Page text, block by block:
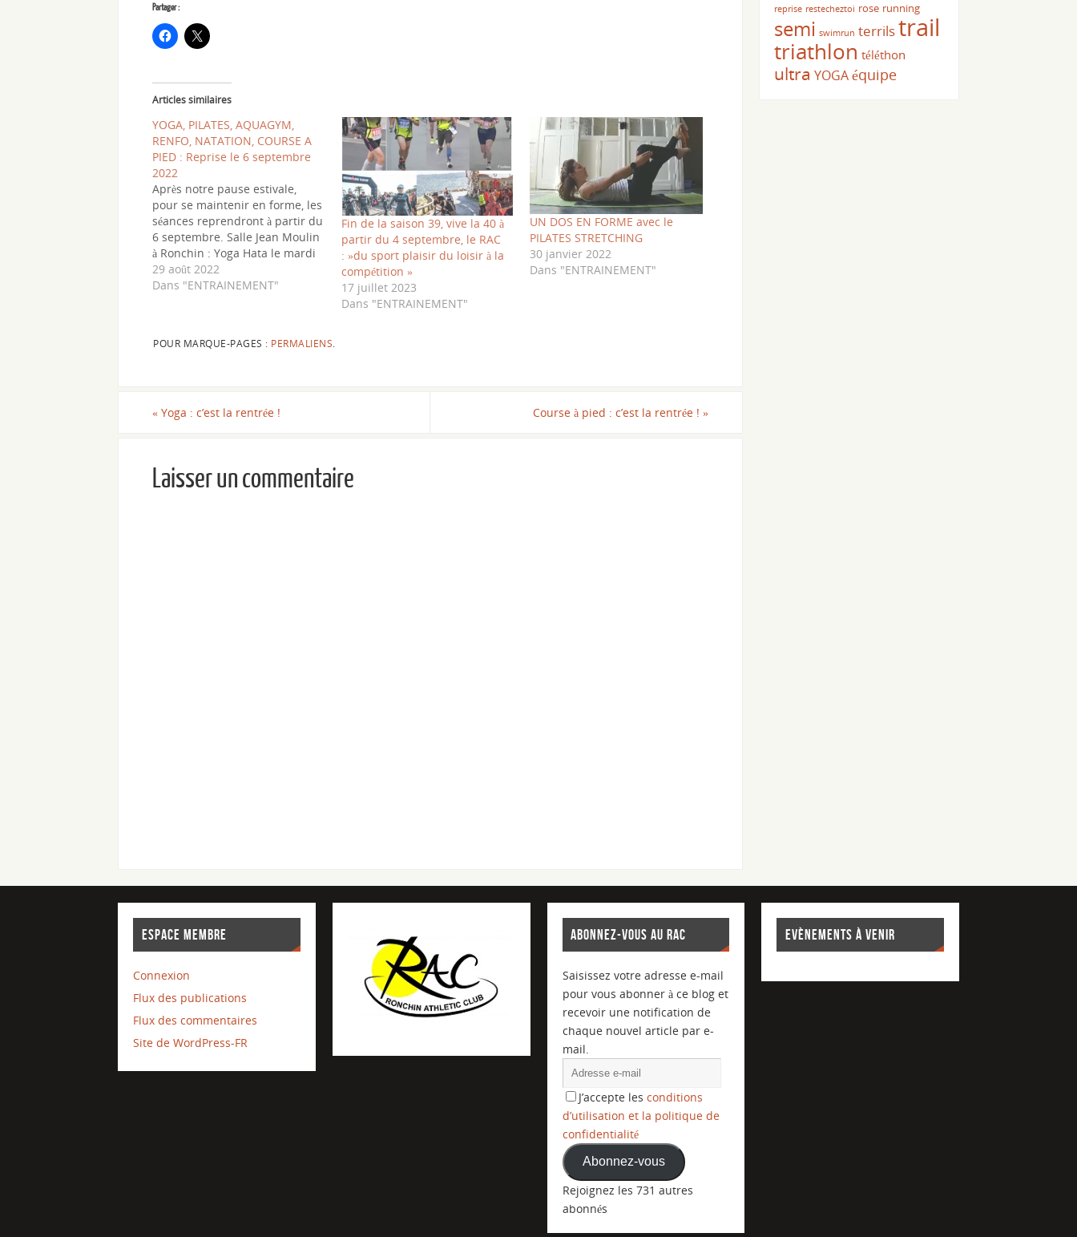
Partager :
Articles similaires
YOGA, PILATES, AQUAGYM,
RENFO, NATATION, COURSE A
PIED : Reprise le 6 septembre
2022
Après notre pause estivale,
pour se maintenir en forme, les
séances reprendront à partir du
6 septembre. Salle Jean Moulin
à Ronchin : Yoga Hata le mardi
de 18h30 à 19h30 et Yoga
dynamique le vendredi de
29 août 2022
Dans "ENTRAINEMENT"
Fin de la saison 39, vive la 40 à
partir du 4 septembre, le RAC
: »du sport plaisir du loisir à la
compétition »
17 juillet 2023
Dans "ENTRAINEMENT"
UN DOS EN FORME avec le
PILATES STRETCHING
30 janvier 2022
Dans "ENTRAINEMENT"
POUR MARQUE-PAGES : PERMALIENS
« Yoga : c’est la rentrée ! Course à pied : c’est la rentrée ! »
Laisser un commentaire
reprise restecheztoi rose running
semi swimrun terrilstrail
triathlon téléthon
ultra YOGAéquipe
ESPACE MEMBRE
Connexion
Flux des publications
Flux des commentaires
Site de WordPress-FR
ABONNEZ-VOUS AU RAC
Saisissez votre adresse e-mail
pour vous abonner à ce blog et
recevoir une notification de
chaque nouvel article par e-
mail.
J’accepte les conditions
d’utilisation et la politique de
confidentialité
Abonnez-vous
Rejoignez les 731 autres
abonnés
EVÈNEMENTS À VENIR